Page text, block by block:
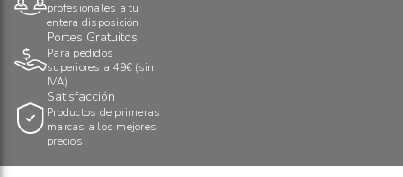
profesionales a tu
entera disposición
Portes Gratuitos
Para pedidos
superiores a 49€ (sin
IVA)
Satisfacción
Productos de primeras
marcas a los mejores
precios